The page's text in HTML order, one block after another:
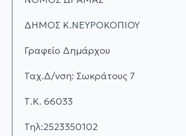
ΔΗΜΟΣ Κ.ΝΕΥΡΟΚΟΠΙΟΥ
Γραφείο Δημάρχου
Ταχ.Δ/νση: Σωκράτους 7
Τ.Κ. 66033
Τηλ:2523350102